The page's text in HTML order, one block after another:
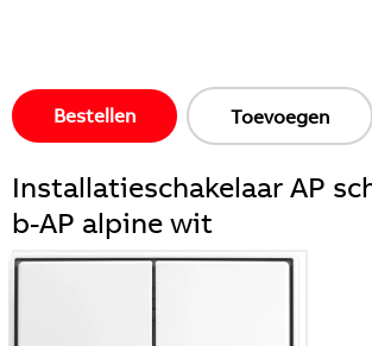
Bestellen Toevoegen
Installatieschakelaar AP
b-AP alpine wit